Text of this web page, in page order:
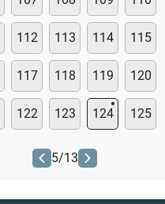
112 113 114 115
117 118 119 120
122 123 124 125
5/13